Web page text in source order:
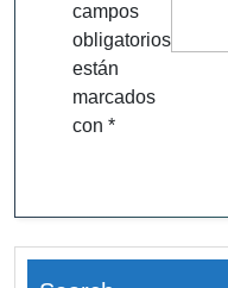
campos
obligatorios
están
marcados
con *